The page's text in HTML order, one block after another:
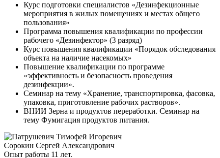
Курс подготовки специалистов «Дезинфекционные
мероприятия в жилых помещениях и местах общего
пользования»
Программа повышения квалификации по профессии
рабочего «Дезинфектор» (3 разряд)
Курс повышения квалификации «Порядок обследования
объекта на наличие насекомых»
Повышение квалификации по программе
«эффективность и безопасность проведения
дезинфекции».
Семинар на тему «Хранение, транспортировка, фасовка,
упаковка, приготовление рабочих растворов».
ВНИИ Зерна и продуктов переработки. Семинар на
тему Фумигация продуктов питания.
Сорокин Сергей Александрович
Опыт работы 11 лет.